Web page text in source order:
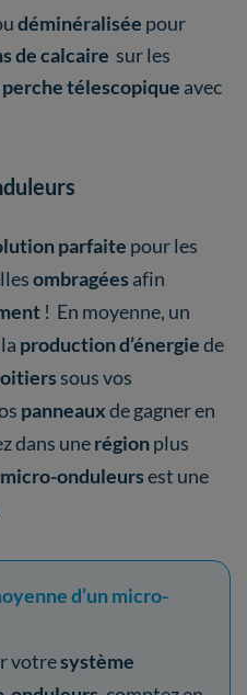
déminéralisée pour
de calcaire sur les
perche télescopique avec
parfaite pour les
ombragées afin
! En moyenne, un
production d’énergiede
sous vos
panneauxde gagner en
dans unerégionplus
micro-onduleursest une
d’un micro-
votresystème